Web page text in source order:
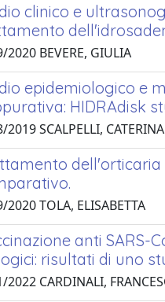
clinico e
2020 BEVERE, GIULIA
epidemiologico e
HIDRAdisk
2019 SCALPELLI, CATERINA
dell'orticaria
2020 TOLA, ELISABETTA
anti SARS-
risultati di uno
2022 CARDINALI,